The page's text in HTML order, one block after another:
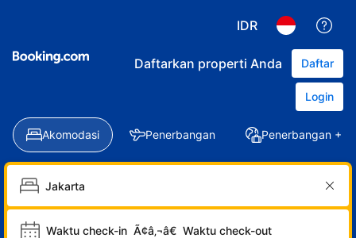
IDR
Daftarkan properti Anda Daftar
Login
Akomodasi Penerbangan Penerbangan +
Waktu check-in Ã¢â‚¬â€ Waktu check-out